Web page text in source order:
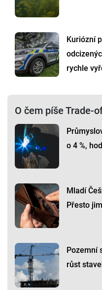
Kuriózní
rychle
O čem píše Trade-
o 4 %,
Mladí
Přesto
Pozemní
růst